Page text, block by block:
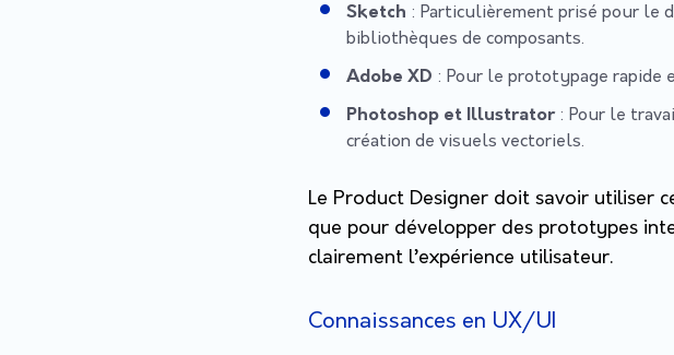
Sketch : Particulièrement prisé pour le
bibliothèques de composants.
Adobe XD : Pour le prototypage rapide
Photoshop et Illustrator: Pour le
création de visuels vectoriels.
Le Product Designer doit savoir utiliser
que pour développer des prototypes
clairement l’expérience utilisateur.
Connaissances en UX/UI